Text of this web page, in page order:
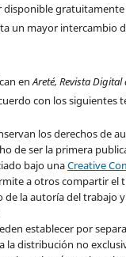
disponible
un mayor intercambio
enAreté, Revista
con los siguientes
los derechos de
de ser la primera
bajo unaCreative
a otros compartir el
de la autoría del trabajo
establecer por
la distribución no